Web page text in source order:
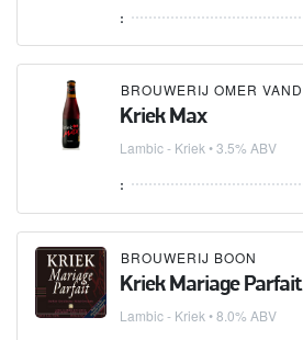
:
Kriek Max
Lambic - Kriek • 3.5% ABV
:
BROUWERIJ BOON
Kriek Mariage Parfait
Lambic - Kriek • 8.0% ABV